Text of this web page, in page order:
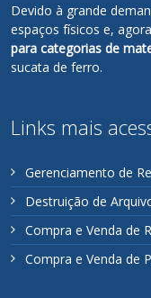
Devido à grande
espaços físicos e,
para categorias de
sucata de ferro.
Links mais
Gerenciamento de
Destruição de
Compra e Venda de
Compra e Venda de